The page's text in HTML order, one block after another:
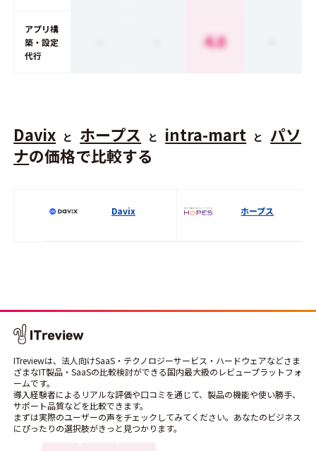
アプリ構
築・設定
代行
4.0
Davix と ホープス と intra-mart と
パソ
ナの価格で比較する
Davix ホープス
ITreviewは、法人向けSaaS・テクノロジーサービス・ハードウェアなどさま
ざまなIT製品・SaaSの比較検討ができる国内最大級のレビュープラットフォ
ームです。
導入経験者によるリアルな評価や口コミを通じて、製品の機能や使い勝手、
サポート品質などを比較できます。
まずは実際のユーザーの声をチェックしてみてください。あなたのビジネス
にぴったりの選択肢がきっと見つかります。